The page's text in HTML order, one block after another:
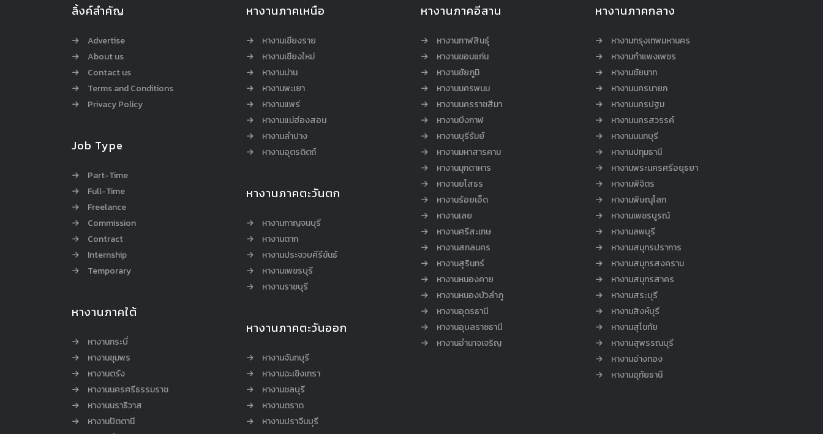
ลิ้งค์สำคัญ
Advertise
About us
Contact us
Terms and Conditions
Privacy Policy
Job Type
Part-Time
Full-Time
Freelance
Commission
Contract
Internship
Temporary
หางานภาคใต้
หางานกระบี่
หางานชุมพร
หางานตรัง
หางานนครศรีธรรมราช
หางานนราธิวาส
หางานปัตตานี
หางานภาคเหนือ
หางานเชียงราย
หางานเชียงใหม่
หางานน่าน
หางานพะเยา
หางานแพร่
หางานแม่ฮ่องสอน
หางานลำปาง
หางานอุตรดิตถ์
หางานภาคตะวันตก
หางานกาญจนบุรี
หางานตาก
หางานประจวบคีรีขันธ์
หางานเพชรบุรี
หางานราชบุรี
หางานภาคตะวันออก
หางานจันทบุรี
หางานฉะเชิงเทรา
หางานชลบุรี
หางานตราด
หางานปราจีนบุรี
หางานภาคอีสาน
หางานกาฬสินธุ์
หางานขอนแก่น
หางานชัยภูมิ
หางานนครพนม
หางานนครราชสีมา
หางานบึงกาฬ
หางานบุรีรัมย์
หางานมหาสารคาม
หางานมุกดาหาร
หางานยโสธร
หางานร้อยเอ็ด
หางานเลย
หางานศรีสะเกษ
หางานสกลนคร
หางานสุรินทร์
หางานหนองคาย
หางานหนองบัวลำภู
หางานอุดรธานี
หางานอุบลราชธานี
หางานอำนาจเจริญ
หางานภาคกลาง
หางานกรุงเทพมหานคร
หางานกำแพงเพชร
หางานชัยนาท
หางานนครนายก
หางานนครปฐม
หางานนครสวรรค์
หางานนนทบุรี
หางานปทุมธานี
หางานพระนครศรีอยุธยา
หางานพิจิตร
หางานพิษณุโลก
หางานเพชรบูรณ์
หางานลพบุรี
หางานสมุทรปราการ
หางานสมุทรสงคราม
หางานสมุทรสาคร
หางานสระบุรี
หางานสิงห์บุรี
หางานสุโขทัย
หางานสุพรรณบุรี
หางานอ่างทอง
หางานอุทัยธานี